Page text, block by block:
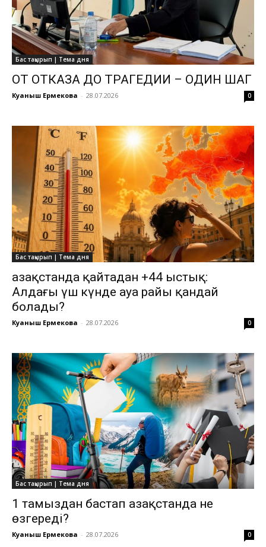
Бас тақырып | Тема дня
ОТ ОТКАЗА ДО ТРАГЕДИИ – ОДИН ШАГ
Куаныш Ермекова - 28.07.2026 0
Бас тақырып | Тема дня
Қазақстанда қайтадан +44 ыстық:
Алдағы үш күнде ауа райы қандай
болады?
Куаныш Ермекова - 28.07.2026 0
Бас тақырып | Тема дня
1 тамыздан бастап Қазақстанда не
өзгереді?
Куаныш Ермекова - 28.07.2026 0